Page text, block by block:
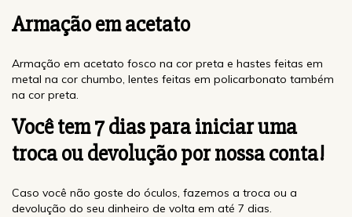
Armação em acetato
Armação em acetato fosco na cor preta e hastes feitas em
metal na cor chumbo, lentes feitas em policarbonato também
na cor preta.
Você tem 7 dias para iniciar uma
troca ou devolução por nossa conta!
Caso você não goste do óculos, fazemos a troca ou a
devolução do seu dinheiro de volta em até 7 dias.